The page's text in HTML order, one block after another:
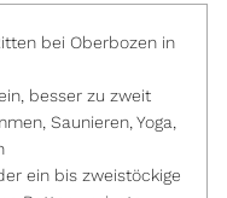
bei Oberbozen in
besser zu zweit
Saunieren, Yoga,
ein bis zweistöckige